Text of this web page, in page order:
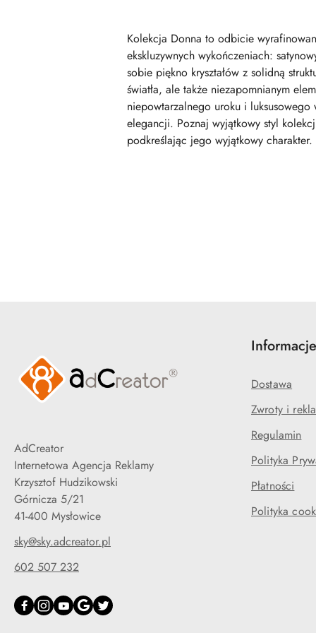
Kolekcja Donna to odbicie
ekskluzywnych wykończeniach:
sobie piękno kryształów z solidną
światła, ale także niezapomnianym
niepowtarzalnego uroku i
elegancji. Poznaj wyjątkowy styl
podkreślając jego wyjątkowy charakter.
AdCreator
Internetowa Agencja Reklamy
Krzysztof Hudzikowski
Górnicza 5/21
41-400 Mysłowice
sky@sky.adcreator.pl
602 507 232
Informacje
Dostawa
Zwroty i
Regulamin
Polityka
Płatności
Polityka